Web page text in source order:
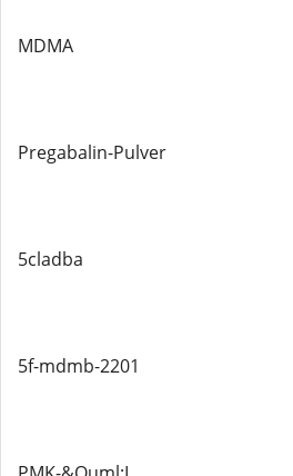
MDMA
Pregabalin-Pulver
5cladba
5f-mdmb-2201